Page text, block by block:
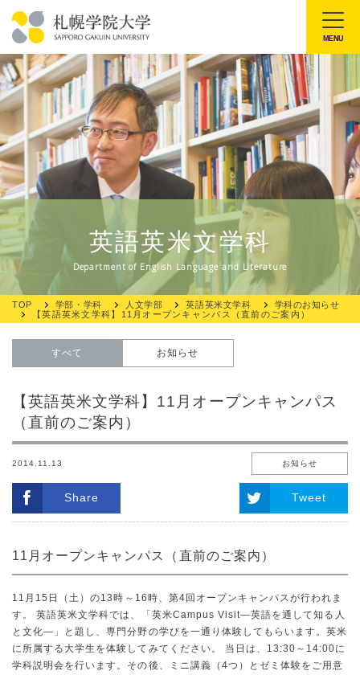
文
へ
メ
ニ
ー
へ
札
幌
学
大
学
MENU
英語英米文学科
Department of English Language and Literature
TOP 学部・学科 人文学部 英語英米文学科
学科のお知らせ
【英語英米文学科】11月オープンキャンパス（直前のご案内）
すべて お知らせ
【英語英米文学科】11月オープンキャンパス
（直前のご案内）
2014.11.13 お知らせ
Share Tweet
11月オープンキャンパス（直前のご案内）
11月15日（土）の13時～16時、第4回オープンキャンパスが行われま
す。 英語英米文学科では、「英米Campus Visit—英語を通して知る人
と文化—」と題し、専門分野の学びを一通り体験してもらいます。英米
に所属する大学生を体験してみてください。 当日は、13:30～14:00に
学科説明会を行います。その後、ミニ講義（4つ）とゼミ体験をご用意